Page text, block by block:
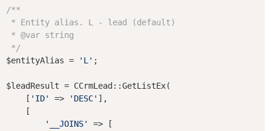
/**
* Entity alias. L - lead (default)
* @var string
*/
$entityAlias =
'L' ;
$leadResult = CCrmLead::GetListEx(
    [
'ID' => 'DESC' ],
    [
'__JOINS'
=> [